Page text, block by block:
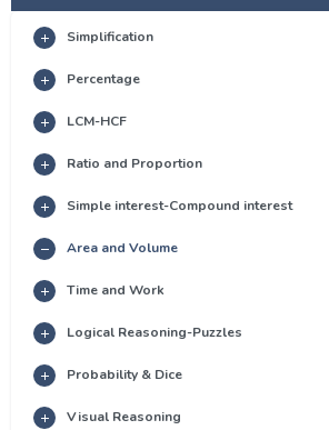
Simplification
Percentage
LCM-HCF
Ratio and Proportion
Simple interest-Compound interest
Area and Volume
Time and Work
Logical Reasoning-Puzzles
Probability & Dice
Visual Reasoning